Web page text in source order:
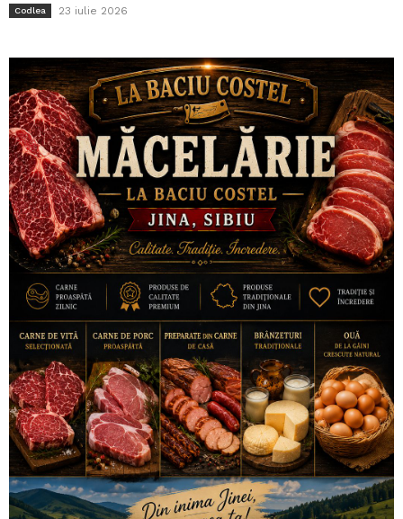
Codlea 23 iulie 2026